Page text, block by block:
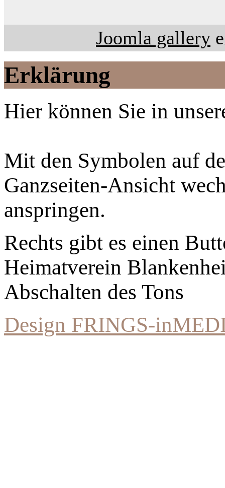
Joomla gallery
Erklärung
Hier können Sie in
Mit den Symbolen auf
Ganzseiten-Ansicht
anspringen.
Rechts gibt es einen
Heimatverein
Abschalten des Tons
Design FRINGS-